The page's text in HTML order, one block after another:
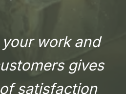
your work and
gives
satisfaction